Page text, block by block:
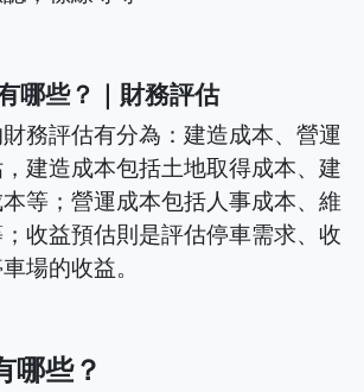
哪些？｜財務評估
務評估有分為：建造成本、營運
建造成本包括土地取得成本、建
等；營運成本包括人事成本、維
收益預估則是評估停車需求、收
場的收益。
哪些？